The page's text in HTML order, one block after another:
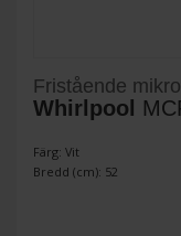
Fristående
Whirlpool
Färg: Vit
Bredd (cm): 52